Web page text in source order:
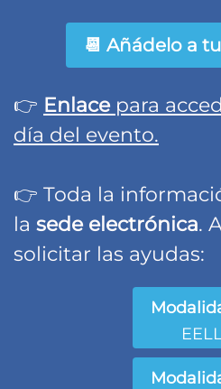
📆 Añádelo a
👉 Enlace para
día del evento.
👉 Toda la
la sede electrónica.
solicitar las ayudas: